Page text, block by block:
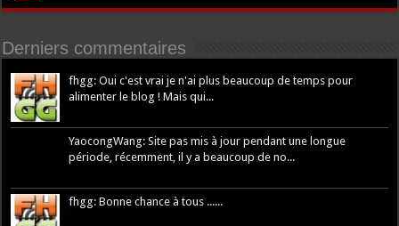
Derniers commentaires
fhgg: Oui c'est vrai je n'ai plus beaucoup de temps pour
alimenter le blog ! Mais qui...
YaocongWang: Site pas mis à jour pendant une longue
période, récemment, il y a beaucoup de no...
fhgg: Bonne chance à tous ......